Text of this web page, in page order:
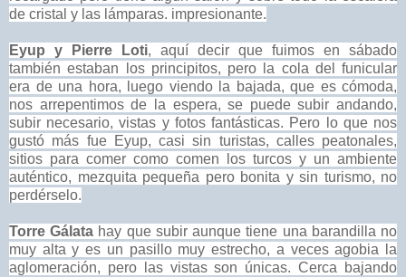
de cristal y las lámparas. impresionante.
Eyup y Pierre Loti, aquí decir que fuimos en sábado
también estaban los principitos, pero la cola del funicular
era de una hora, luego viendo la bajada, que es cómoda,
nos arrepentimos de la espera, se puede subir andando,
subir necesario, vistas y fotos fantásticas. Pero lo que nos
gustó más fue Eyup, casi sin turistas, calles peatonales,
sitios para comer como comen los turcos y un ambiente
auténtico, mezquita pequeña pero bonita y sin turismo, no
perdérselo.
Torre Gálata hay que subir aunque tiene una barandilla no
muy alta y es un pasillo muy estrecho, a veces agobia la
aglomeración, pero las vistas son únicas. Cerca bajando